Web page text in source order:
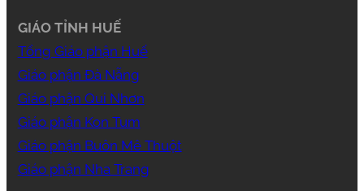
GIÁO TỈNH HUẾ
Tổng Giáo phận Huế
Giáo phận Đà Nẵng
Giáo phận Qui Nhơn
Giáo phận Kon Tum
Giáo phận Buôn Mê Thuột
Giáo phận Nha Trang